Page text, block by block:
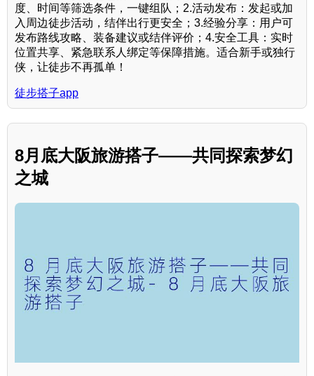
度、时间等筛选条件，一键组队；2.活动发布：发起或加
入周边徒步活动，结伴出行更安全；3.经验分享：用户可
发布路线攻略、装备建议或结伴评价；4.安全工具：实时
位置共享、紧急联系人绑定等保障措施。适合新手或独行
侠，让徒步不再孤单！
徒步搭子app
8月底大阪旅游搭子——共同探索梦幻
之城